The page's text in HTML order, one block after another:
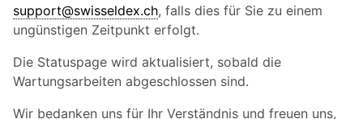
support@swisseldex.ch, falls dies für Sie zu einem
ungünstigen Zeitpunkt erfolgt.
Die Statuspage wird aktualisiert, sobald die
Wartungsarbeiten abgeschlossen sind.
Wir bedanken uns für Ihr Verständnis und freuen uns,